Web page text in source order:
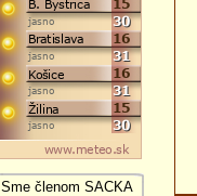
Sme členom SACKA